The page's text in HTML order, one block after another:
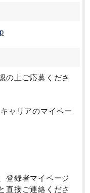
の上ご応募くださ
ャリアのマイペー
登録者マイページ
直接ご連絡くださ